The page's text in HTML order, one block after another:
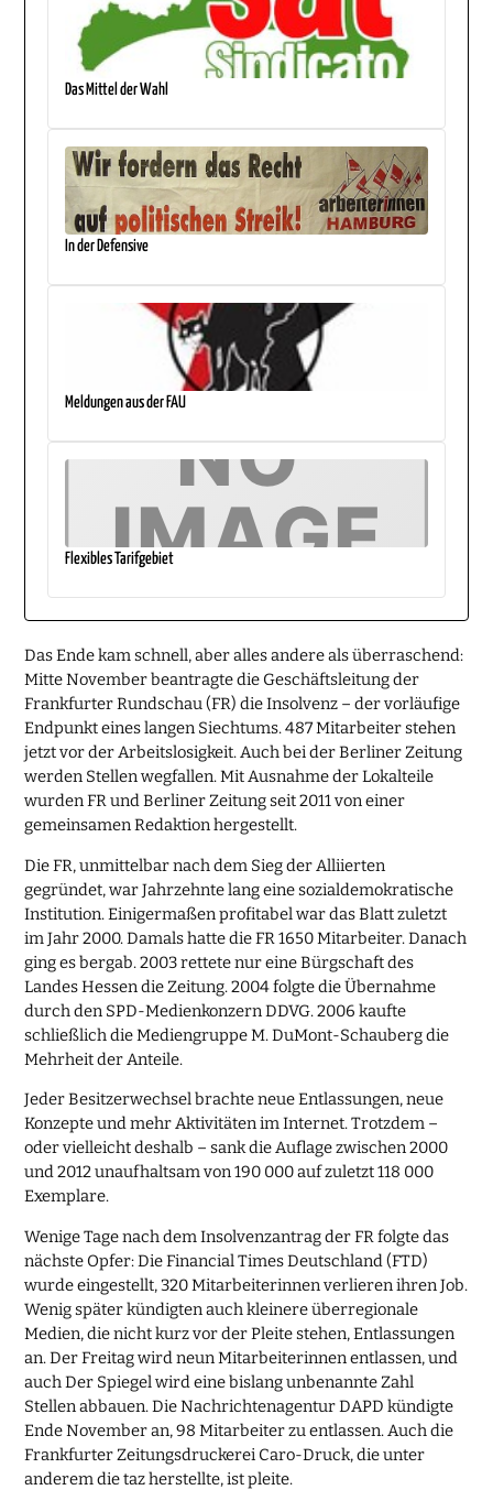
Das Mittel der Wahl
In der Defensive
Meldungen aus der FAU
Flexibles Tarifgebiet
Das Ende kam schnell, aber alles andere als überraschend:
Mitte November beantragte die Geschäftsleitung der
Frankfurter Rundschau (FR) die Insolvenz – der vorläufige
Endpunkt eines langen Siechtums. 487 Mitarbeiter stehen
jetzt vor der Arbeitslosigkeit. Auch bei der Berliner Zeitung
werden Stellen wegfallen. Mit Ausnahme der Lokalteile
wurden FR und Berliner Zeitung seit 2011 von einer
gemeinsamen Redaktion hergestellt.
Die FR, unmittelbar nach dem Sieg der Alliierten
gegründet, war Jahrzehnte lang eine sozialdemokratische
Institution. Einigermaßen profitabel war das Blatt zuletzt
im Jahr 2000. Damals hatte die FR 1650 Mitarbeiter. Danach
ging es bergab. 2003 rettete nur eine Bürgschaft des
Landes Hessen die Zeitung. 2004 folgte die Übernahme
durch den SPD-Medienkonzern DDVG. 2006 kaufte
schließlich die Mediengruppe M. DuMont-Schauberg die
Mehrheit der Anteile.
Jeder Besitzerwechsel brachte neue Entlassungen, neue
Konzepte und mehr Aktivitäten im Internet. Trotzdem –
oder vielleicht deshalb – sank die Auflage zwischen 2000
und 2012 unaufhaltsam von 190 000 auf zuletzt 118 000
Exemplare.
Wenige Tage nach dem Insolvenzantrag der FR folgte das
nächste Opfer: Die Financial Times Deutschland (FTD)
wurde eingestellt, 320 Mitarbeiterinnen verlieren ihren Job.
Wenig später kündigten auch kleinere überregionale
Medien, die nicht kurz vor der Pleite stehen, Entlassungen
an. Der Freitag wird neun Mitarbeiterinnen entlassen, und
auch Der Spiegel wird eine bislang unbenannte Zahl
Stellen abbauen. Die Nachrichtenagentur DAPD kündigte
Ende November an, 98 Mitarbeiter zu entlassen. Auch die
Frankfurter Zeitungsdruckerei Caro-Druck, die unter
anderem die taz herstellte, ist pleite.